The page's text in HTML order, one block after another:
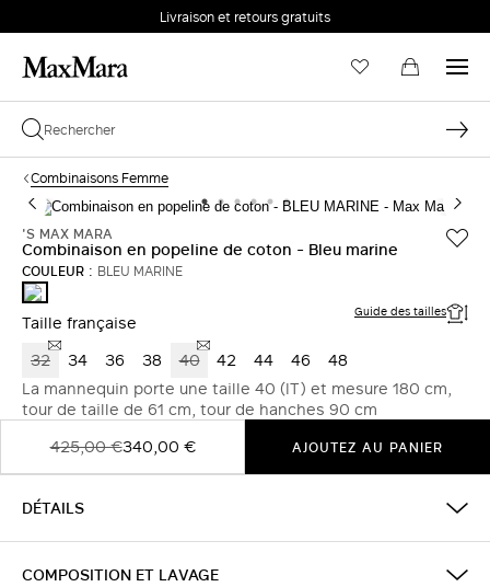
Livraison et retours gratuits
Combinaisons Femme
'S MAX MARA
Combinaison en popeline de coton - Bleu marine
COULEUR : BLEU MARINE
BLEU
MARINE
Taille française Guide des tailles
32 34 36 38 40 42 44 46
48
La mannequin porte une taille 40 (IT) et mesure 180 cm,
tour de taille de 61 cm, tour de hanches 90 cm
425,00 €340,00 € AJOUTEZ AU PANIER
DÉTAILS
COMPOSITION ET LAVAGE